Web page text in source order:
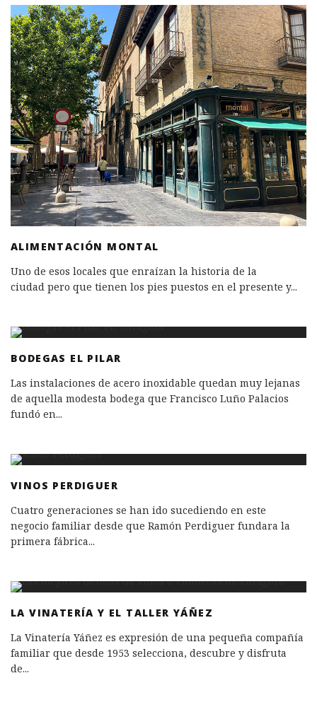
ALIMENTACIÓN MONTAL
Uno de esos locales que enraízan la historia de la
ciudad pero que tienen los pies puestos en el presente y...
BODEGAS EL PILAR
Las instalaciones de acero inoxidable quedan muy lejanas
de aquella modesta bodega que Francisco Luño Palacios
fundó en...
VINOS PERDIGUER
Cuatro generaciones se han ido sucediendo en este
negocio familiar desde que Ramón Perdiguer fundara la
primera fábrica...
LA VINATERÍA Y EL TALLER YÁÑEZ
La Vinatería Yáñez es expresión de una pequeña compañía
familiar que desde 1953 selecciona, descubre y disfruta
de...